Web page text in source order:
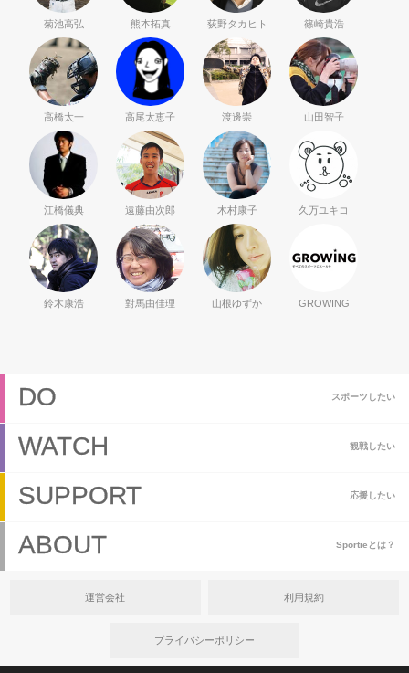
菊池高弘 熊本拓真 荻野タカヒト 篠崎貴浩
高橋太一 高尾太恵子 渡邊崇 山田智子
江橋儀典 遠藤由次郎 木村康子 久万ユキコ
鈴木康浩 對馬由佳理 山根ゆずか GROWING
スポーツしたい
DO
観戦したい
WATCH
応援したい
SUPPORT
Sportieとは？
ABOUT
運営会社 利用規約
プライバシーポリシー